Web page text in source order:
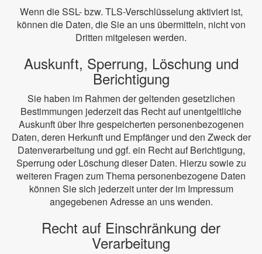
Wenn die SSL- bzw. TLS-Verschlüsselung aktiviert ist,
können die Daten, die Sie an uns übermitteln, nicht von
Dritten mitgelesen werden.
Auskunft, Sperrung, Löschung und
Berichtigung
Sie haben im Rahmen der geltenden gesetzlichen
Bestimmungen jederzeit das Recht auf unentgeltliche
Auskunft über Ihre gespeicherten personenbezogenen
Daten, deren Herkunft und Empfänger und den Zweck der
Datenverarbeitung und ggf. ein Recht auf Berichtigung,
Sperrung oder Löschung dieser Daten. Hierzu sowie zu
weiteren Fragen zum Thema personenbezogene Daten
können Sie sich jederzeit unter der im Impressum
angegebenen Adresse an uns wenden.
Recht auf Einschränkung der
Verarbeitung